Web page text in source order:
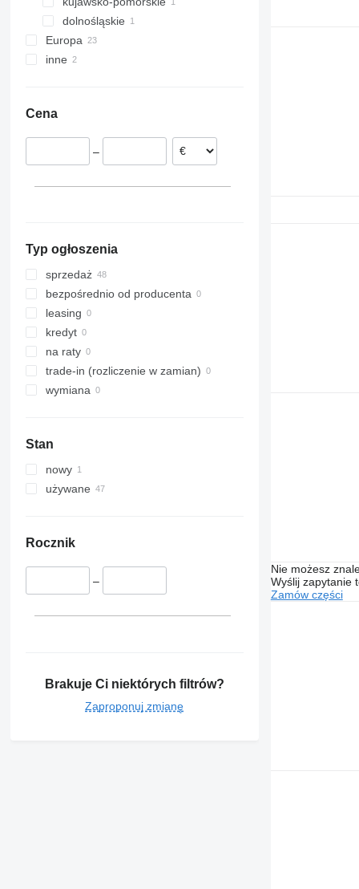
Inowrocław
dolnośląskie
Legnica
Europa
inne
Cena
–
Typ ogłoszenia
sprzedaż
bezpośrednio od producenta
leasing
kredyt
na raty
trade-in (rozliczenie w zamian)
wymiana
Stan
nowy
używane
Rocznik
–
Brakuje Ci niektórych filtrów?
Zaproponuj zmianę
Nie możesz
Wyślij zapytanie
Zamów części